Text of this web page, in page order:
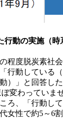
行動の実施（時
程度脱炭素社
行動している
）」と回答し
変わっていませ
ろ、「行動し
女性で約5～6